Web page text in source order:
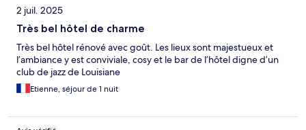
2 juil. 2025
Très bel hôtel de charme
Très bel hôtel rénové avec goût. Les lieux sont majestueux et
l’ambiance y est conviviale, cosy et le bar de l’hôtel digne d’un
club de jazz de Louisiane
Etienne, séjour de 1 nuit